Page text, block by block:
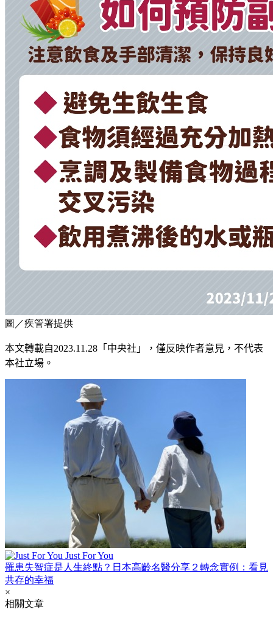
圖／疾管署提供
本文轉載自2023.11 .28 「中央社」
，僅反映作者意見，不代表
本社立場。
Just For You
罹患失智症是人生終點？日本高齡名醫分享２轉念實例：看見
共存的幸福
×
相關文章